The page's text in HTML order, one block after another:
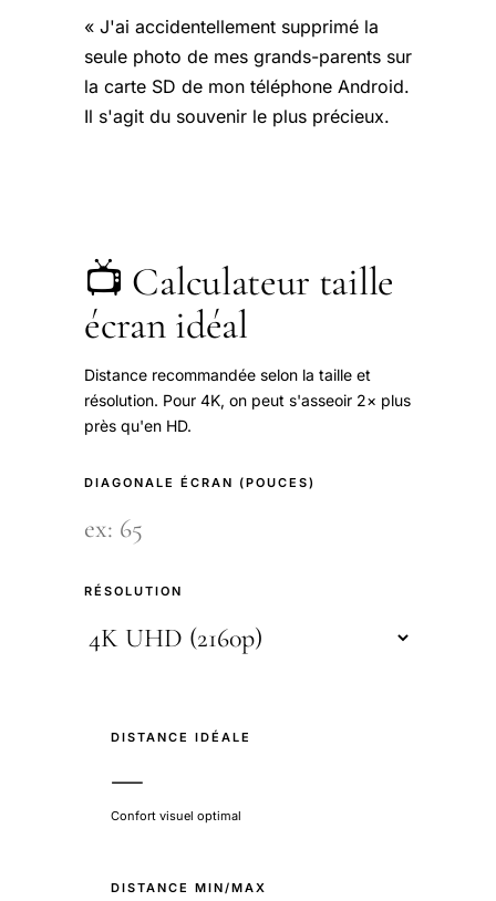
« J'ai accidentellement supprimé la
seule photo de mes grands-parents sur
la carte SD de mon téléphone Android.
Il s'agit du souvenir le plus précieux.
📺 Calculateur taille
écran idéal
Distance recommandée selon la taille et
résolution. Pour 4K, on peut s'asseoir 2× plus
près qu'en HD.
DIAGONALE ÉCRAN (POUCES)
RÉSOLUTION
DISTANCE IDÉALE
—
Confort visuel optimal
DISTANCE MIN/MAX